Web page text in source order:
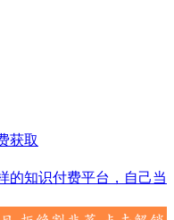
获取
的知识付费平台，自己当